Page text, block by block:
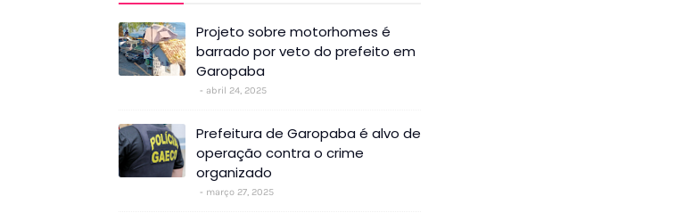
Projeto sobre motorhomes é
barrado por veto do prefeito em
Garopaba
abril 24, 2025
Prefeitura de Garopaba é alvo de
operação contra o crime
organizado
março 27, 2025